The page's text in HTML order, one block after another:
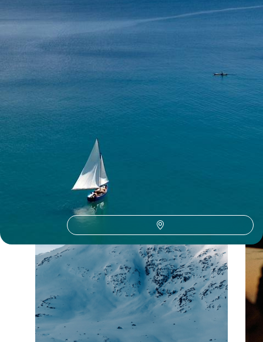
Toutes nos suggestions de voyages de noces en Zambie (1)
La Zambie selon vos envies
Parce que chaque voyageur est différent